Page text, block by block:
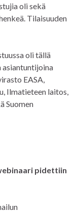
oli sekä
Tilaisuuden
oli tällä
asiantuntijoina
EASA,
Ilmatieteen laitos,
Suomen
pidettiin